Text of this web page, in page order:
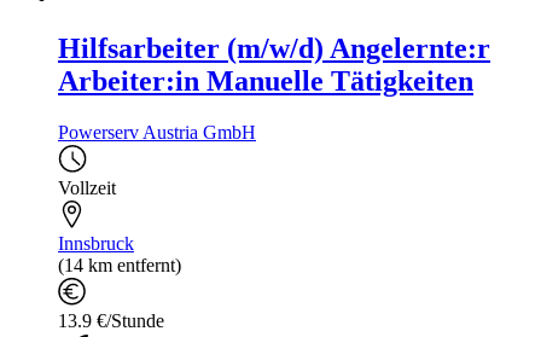
Hilfsarbeiter (m/w/d) Angelernte:r
Arbeiter:in Manuelle Tätigkeiten
Powerserv Austria GmbH
Vollzeit
Innsbruck
(14 km entfernt)
13.9 €/Stunde